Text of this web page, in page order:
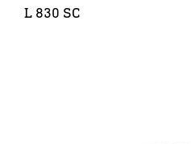
L 830 SC